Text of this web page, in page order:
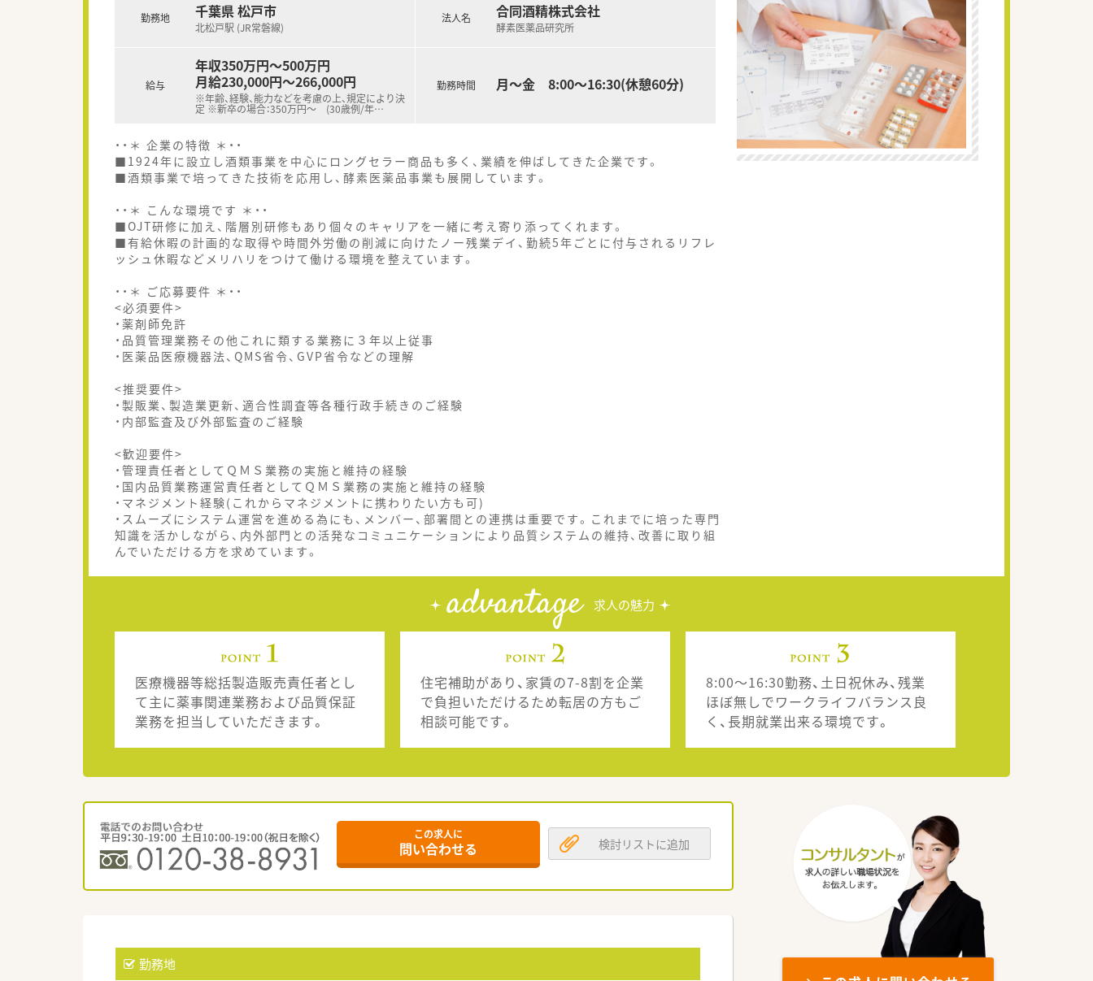
勤務地 千葉県 松戸市
北松戸駅 (JR常磐線)
給与
年収350万円～500万円
月給230,000円～266,000円
※年齢、経験、能力などを考慮の上、規定により決
定 ※新卒の場合：350万円～ (30歳例/年…
法人名 合同酒精株式会社
酵素医薬品研究所
勤務時間 月～金 8:00～16:30(休憩60分)
・・＊ 企業の特徴 ＊・・
■1924年に設立し酒類事業を中心にロングセラー商品も多く、業績を伸ばしてきた企業です。
■酒類事業で培ってきた技術を応用し、酵素医薬品事業も展開しています。
・・＊ こんな環境です ＊・・
■OJT研修に加え、階層別研修もあり個々のキャリアを一緒に考え寄り添ってくれます。
■有給休暇の計画的な取得や時間外労働の削減に向けたノー残業デイ、勤続5年ごとに付与されるリフレ
ッシュ休暇などメリハリをつけて働ける環境を整えています。
・・＊ ご応募要件 ＊・・
<必須要件>
・薬剤師免許
・品質管理業務その他これに類する業務に３年以上従事
・医薬品医療機器法、QMS省令、GVP省令などの理解
<推奨要件>
・製販業、製造業更新、適合性調査等各種行政手続きのご経験
・内部監査及び外部監査のご経験
<歓迎要件>
・管理責任者としてＱＭＳ業務の実施と維持の経験
・国内品質業務運営責任者としてＱＭＳ業務の実施と維持の経験
・マネジメント経験(これからマネジメントに携わりたい方も可)
・スムーズにシステム運営を進める為にも、メンバー、部署間との連携は重要です。これまでに培った専門
知識を活かしながら、内外部門との活発なコミュニケーションにより品質システムの維持、改善に取り組
んでいただける方を求めています。
advantage 求人の魅力
医療機器等総括製造販売責任者とし
て主に薬事関連業務および品質保証
業務を担当していただきます。
住宅補助があり、家賃の7-8割を企業
で負担いただけるため転居の方もご
相談可能です。
8:00～16:30勤務、土日祝休み、残業
ほぼ無しでワークライフバランス良
く、長期就業出来る環境です。
この求人に
問い合わせる 検討リストに追加
勤務地